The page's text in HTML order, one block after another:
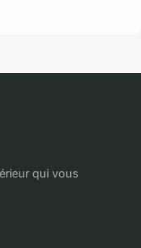
qui vous